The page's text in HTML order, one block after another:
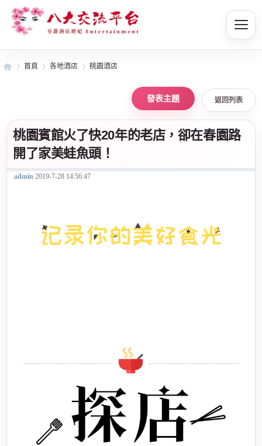
首頁 各地酒店 桃園酒店
返回列表
桃園賓館火了快20年的老店，卻在春園路
開了家美蛙魚頭！
admin 2019-7-28 14:56:47